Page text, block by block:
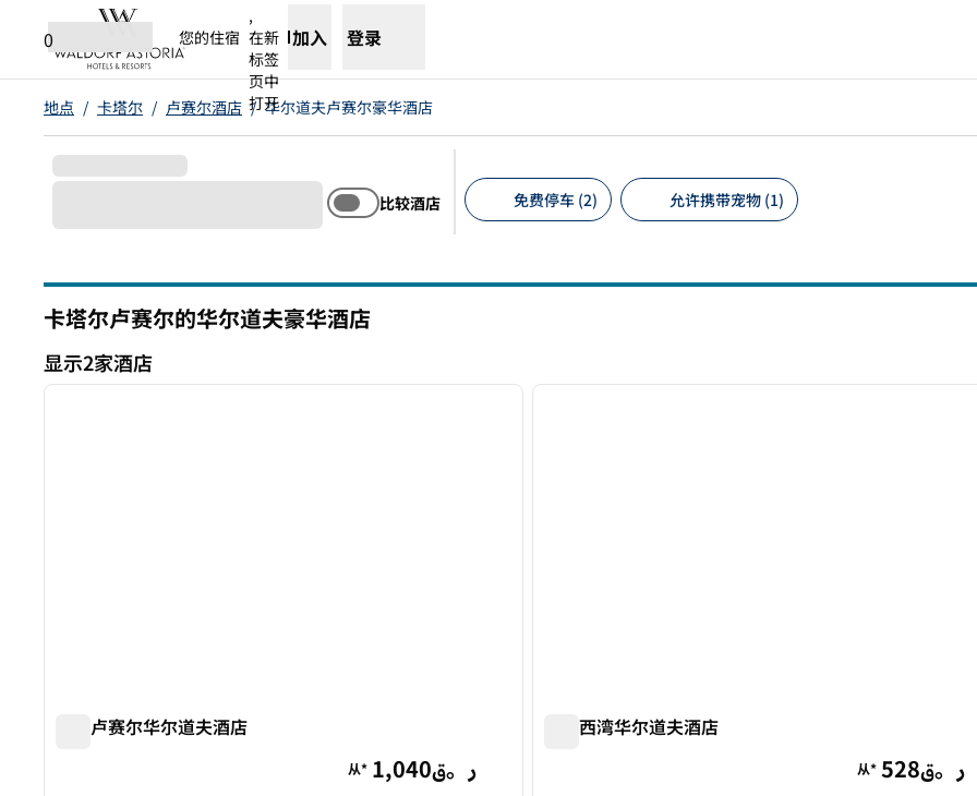
0
您的住宿
,
在新
标签
页中
打开
加入 登录
地点 / 卡塔尔 / 卢赛尔酒店 / 华尔道夫卢赛尔豪华酒店
比较酒店 免费停车 (2) 允许携带宠物 (1)
卡塔尔卢赛尔的华尔道夫豪华酒店
显示2家酒店
显示2家酒店
1/12
下一张图片
多哈卢赛尔华尔道夫酒店
从* 1,040ر。ق
1/12
多哈西湾华尔道夫酒店
从* 528ر。ق